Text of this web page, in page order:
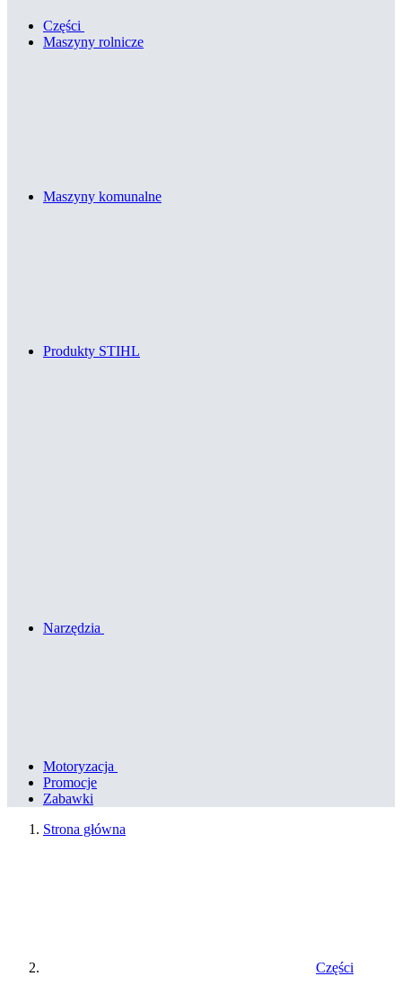
Części
Maszyny rolnicze
Maszyny komunalne
Produkty STIHL
Narzędzia
Motoryzacja
Promocje
Zabawki
Strona główna
Części